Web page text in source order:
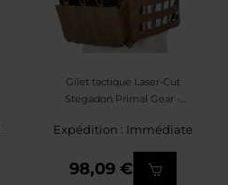
Gilet tactique Laser-Cut
Stegadon Primal Gear -
Expédition : Immédiate
98,09 €